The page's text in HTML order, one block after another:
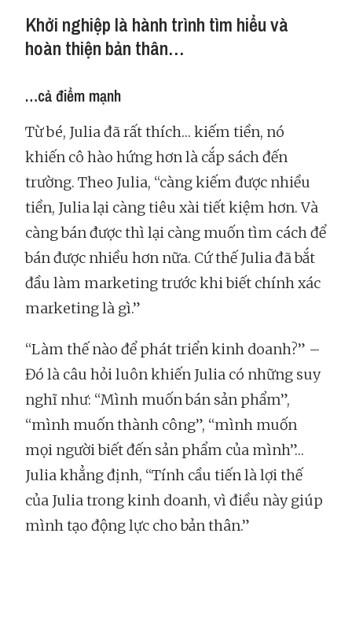
Khởi nghiệp là hành trình tìm hiểu và
hoàn thiện bản thân…
…cả điểm mạnh
Từ bé, Julia đã rất thích… kiếm tiền, nó
khiến cô hào hứng hơn là cắp sách đến
trường. Theo Julia, “càng kiếm được nhiều
tiền, Julia lại càng tiêu xài tiết kiệm hơn. Và
càng bán được thì lại càng muốn tìm cách để
bán được nhiều hơn nữa. Cứ thế Julia đã bắt
đầu làm marketing trước khi biết chính xác
marketing là gì.”
“Làm thế nào để phát triển kinh doanh?” –
Đó là câu hỏi luôn khiến Julia có những suy
nghĩ như: “Mình muốn bán sản phẩm”,
“mình muốn thành công”, “mình muốn
mọi người biết đến sản phẩm của mình”…
Julia khẳng định, “Tính cầu tiến là lợi thế
của Julia trong kinh doanh, vì điều này giúp
mình tạo động lực cho bản thân.”